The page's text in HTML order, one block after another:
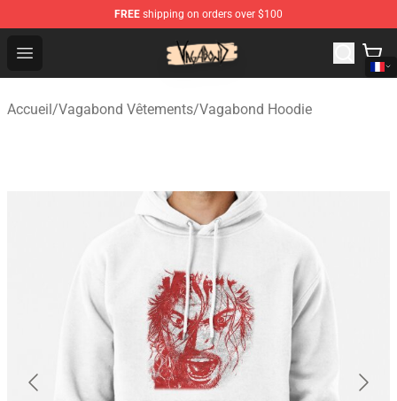
FREE shipping on orders over $100
Open menu
Vagabond Shop - Official Vagabond Merchandise Store
Accueil/Vagabond Vêtements/Vagabond Hoodie